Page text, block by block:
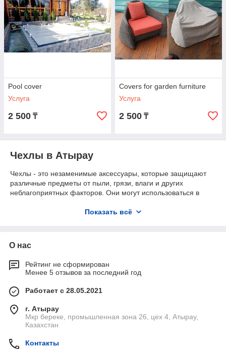
Pool cover
Услуга
2 500 ₸
Covers for garden furniture
Услуга
2 500 ₸
Чехлы в Атырау
Чехлы - это незаменимые аксессуары, которые защищают
различные предметы от пыли, грязи, влаги и других
неблагоприятных факторов. Они могут использоваться в
промышленности и строительстве.
выбор чехлов от ведущих производителей.
Изготовление чехла на оборудование: используется
Транспортировочный тент на лодку, яхту, катер:
используется для защиты лодки, яхты или катера во
время транспортировки.
Чехол для бассейна: используется для защиты
Показать всё
О нас
Рейтинг не сформирован
Менее 5 отзывов за последний год
Работает с 28.05.2021
г. Атырау
Мкр береке, промышленная зона 26, цех 4, Атырау,
Казахстан
Контакты